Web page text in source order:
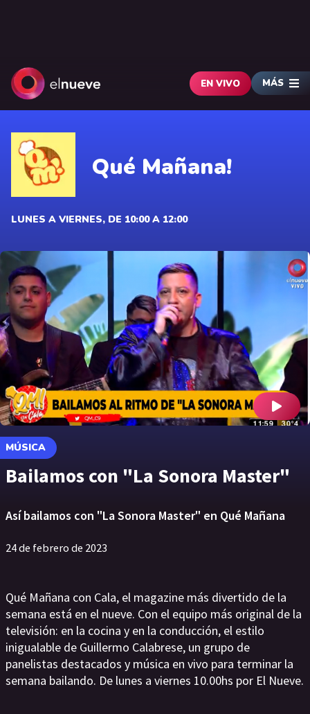
EN VIVO MÁS
Qué Mañana!
LUNES A VIERNES, DE 10:00 A 12:00
MÚSICA
Bailamos con "La Sonora Master"
Así bailamos con "La Sonora Master" en Qué Mañana
24 de febrero de 2023
Qué Mañana con Cala, el magazine más divertido de la
semana está en el nueve. Con el equipo más original de la
televisión: en la cocina y en la conducción, el estilo
inigualable de Guillermo Calabrese, un grupo de
panelistas destacados y música en vivo para terminar la
semana bailando. De lunes a viernes 10.00hs por El Nueve.